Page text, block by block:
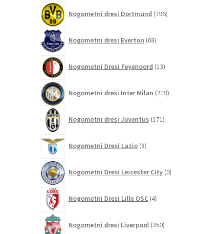
Nogometni dresi Dortmund 196izdelkov
Nogometni dresi Everton 68izdelkov
Nogometni Dresi Feyenoord 13izdelkov
Nogometni dresi Inter Milan 219izdelkov
Nogometni dresi Juventus 171izdelkov
Nogometni Dresi Lazio 8izdelkov
Nogometni Dresi Leicester City 0izdelkov
Nogometni Dresi Lille OSC 4izdelki
Nogometni dresi Liverpool 350izdelkov